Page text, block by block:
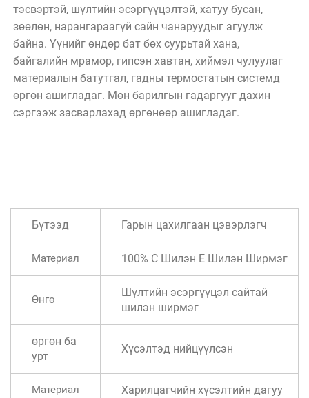
тэсвэртэй, шүлтийн эсэргүүцэлтэй, хатуу бусан,
зөөлөн, нарангараагүй сайн чанаруудыг агуулж
байна. Үүнийг өндөр бат бөх суурьтай хана,
байгалийн мрамор, гипсэн хавтан, хиймэл чулуулаг
материалын батутгал, гадны термостатын системд
өргөн ашигладаг. Мөн барилгын гадаргууг дахин
сэргээж засварлахад өргөнөөр ашигладаг.
Бүтээд Гарын цахилгаан цэвэрлэгч
Материал 100% C Шилэн E Шилэн Ширмэг
Өнгө
Шүлтийн эсэргүүцэл сайтай
шилэн ширмэг
өргөн ба
урт
Хүсэлтэд нийцүүлсэн
Материал Харилцагчийн хүсэлтийн дагуу